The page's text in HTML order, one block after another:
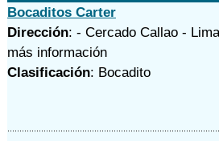
Bocaditos Carter
Dirección: - Cercado Callao -
más información
Clasificación: Bocadito